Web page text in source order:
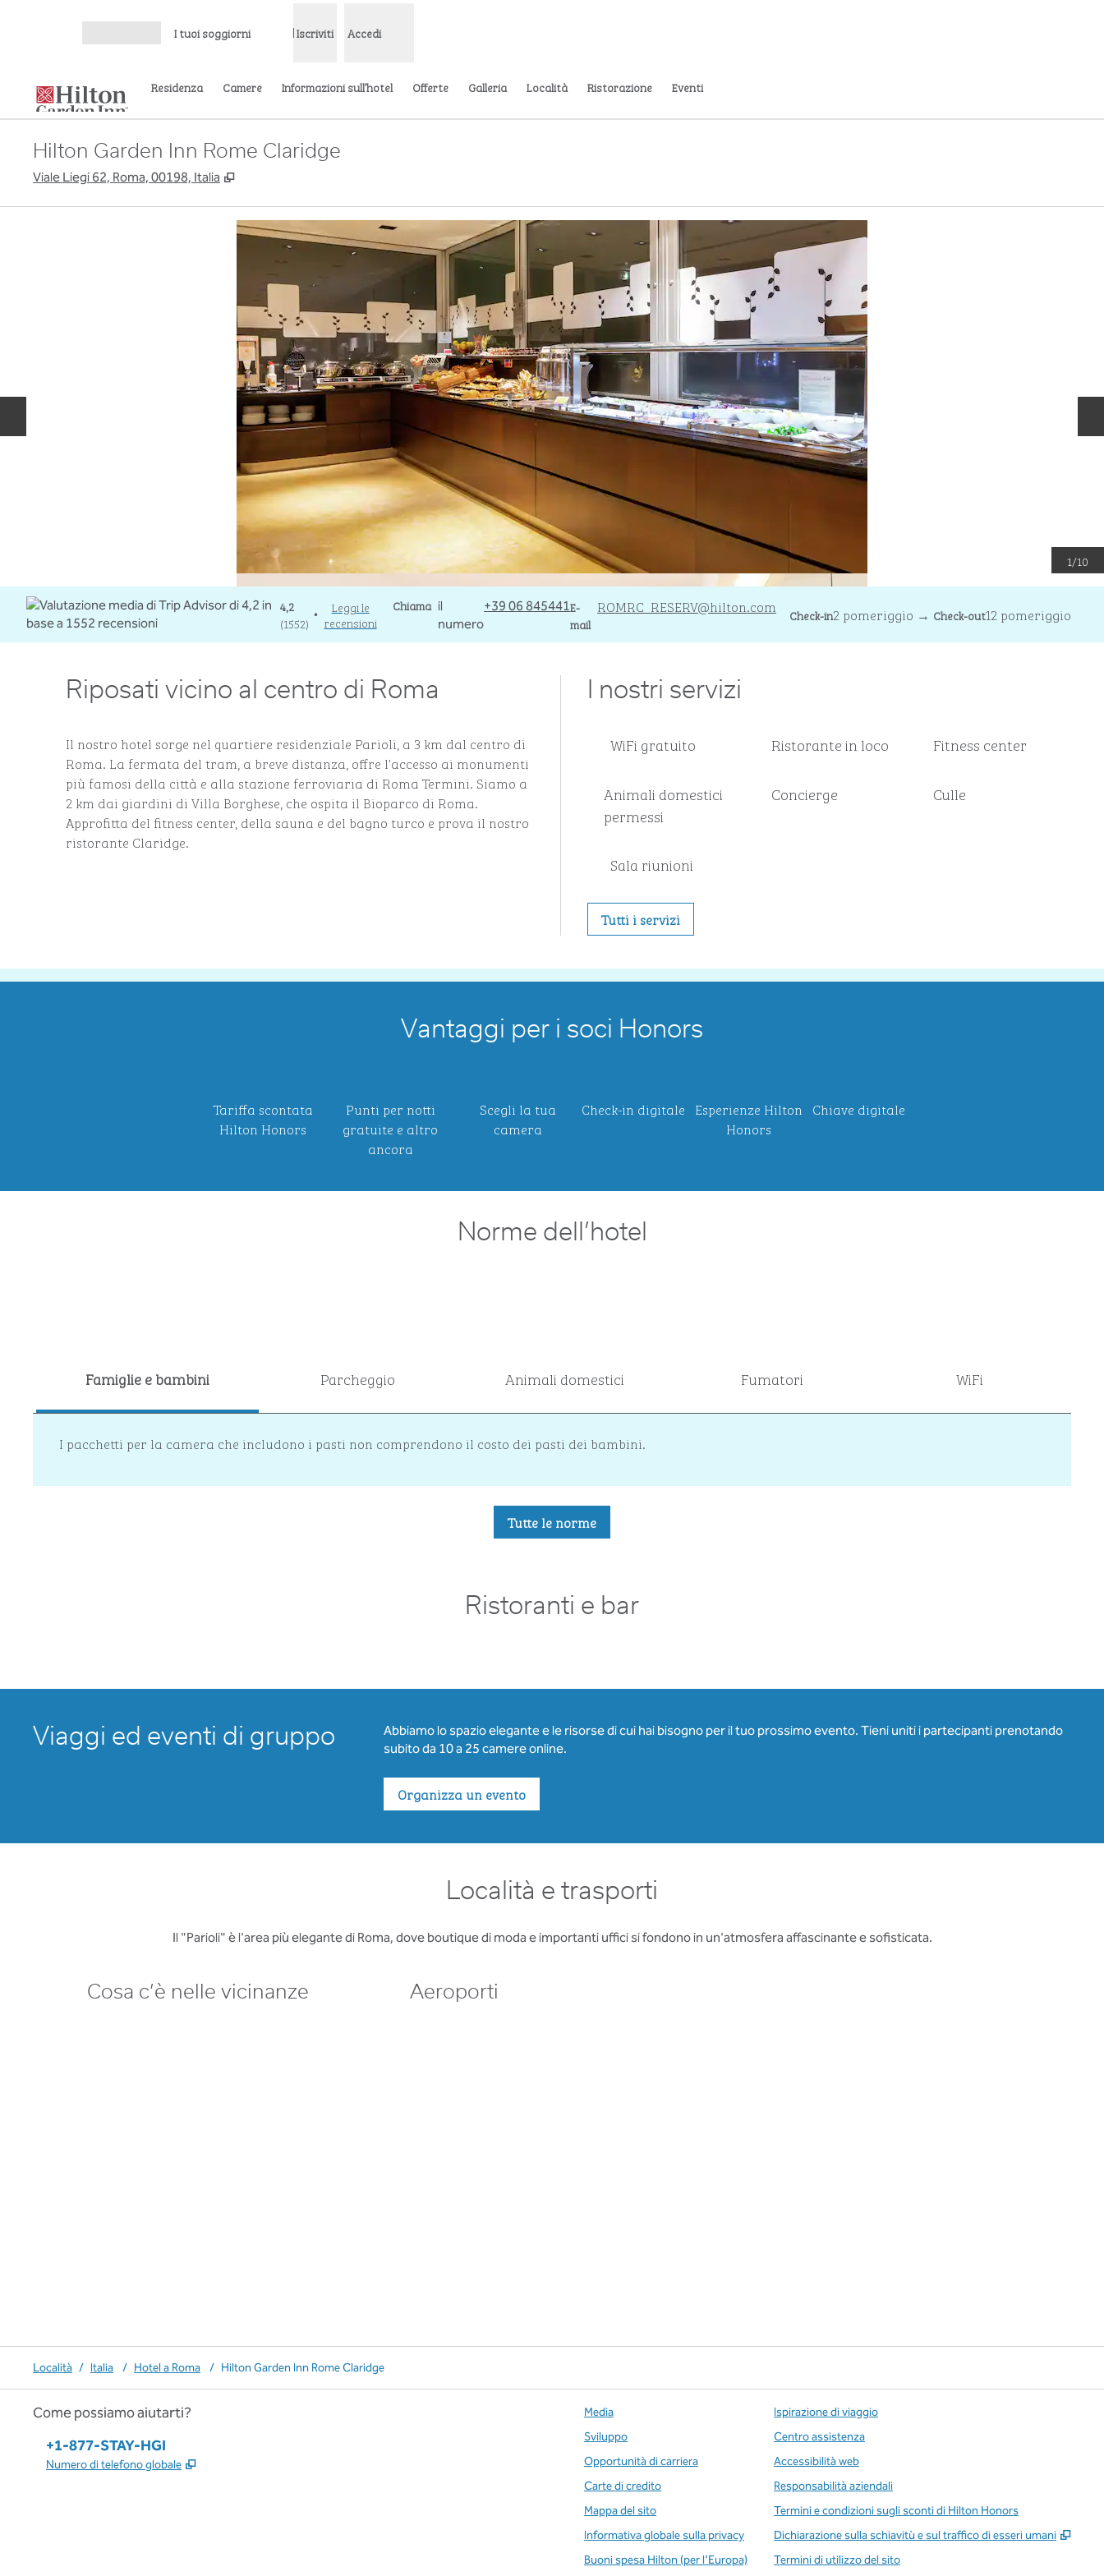
I tuoi soggiorni Iscriviti Accedi
Residenza Camere Informazioni sull’hotel Offerte Galleria Località Ristorazione Eventi
Hilton Garden Inn Rome Claridge
Viale Liegi 62, Roma, 00198, Italia ,
1/10
4,2
(1552)
•
Leggi le
recensioni
Chiama
Chiama il
numero
+39 06 845441E-
mail
EmailROMRC_RESERV@hilton.com Check-in2 pomeriggio → Check-out12 pomeriggio
Riposati vicino al centro di Roma
Il nostro hotel sorge nel quartiere residenziale Parioli, a 3 km dal centro di
Roma. La fermata del tram, a breve distanza, offre l'accesso ai monumenti
più famosi della città e alla stazione ferroviaria di Roma Termini. Siamo a
2 km dai giardini di Villa Borghese, che ospita il Bioparco di Roma.
Approfitta del fitness center, della sauna e del bagno turco e prova il nostro
ristorante Claridge.
I nostri servizi
WiFi gratuito Ristorante in loco Fitness center
Animali domestici
permessi
Concierge Culle
Sala riunioni
Tutti i servizi
Vantaggi per i soci Honors
Tariffa scontata
Hilton Honors
Punti per notti
gratuite e altro
ancora
Scegli la tua
camera
Check-in digitale Esperienze Hilton
Honors
Chiave digitale
Norme dell’hotel
Famiglie e bambini Parcheggio Animali domestici Fumatori WiFi
I pacchetti per la camera che includono i pasti non comprendono il costo dei pasti dei bambini.
Tutte le norme
Ristoranti e bar
Viaggi ed eventi di gruppo
Abbiamo lo spazio elegante e le risorse di cui hai bisogno per il tuo prossimo evento. Tieni uniti i partecipanti prenotando
subito da 10 a 25 camere online.
Organizza un evento
Località e trasporti
Il "Parioli" è l'area più elegante di Roma, dove boutique di moda e importanti uffici si fondono in un'atmosfera affascinante e sofisticata.
Cosa c’è nelle vicinanze Aeroporti
Località / Italia / Hotel a Roma / Hilton Garden Inn Rome Claridge
Come possiamo aiutarti?
Telefono:
+1-877-STAY-HGI
Numero di telefono globale ,
Media
Sviluppo
Opportunità di carriera
Carte di credito
Mappa del sito
Informativa globale sulla privacy
Buoni spesa Hilton (per l’Europa)
Ispirazione di viaggio
Centro assistenza
Accessibilità web
Responsabilità aziendali
Termini e condizioni sugli sconti di Hilton Honors
Dichiarazione sulla schiavitù e sul traffico di esseri umani
,
Termini di utilizzo del sito